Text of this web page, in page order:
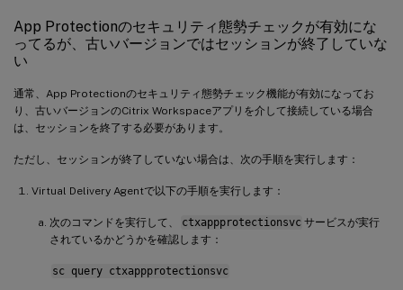
App Protectionのセキュリティ態勢チェックが有効にな
ってるが、古いバージョンではセッションが終了していな
い
通常、App Protectionのセキュリティ態勢チェック機能が有効になってお
り、古いバージョンのCitrix Workspaceアプリを介して接続している場合
は、セッションを終了する必要があります。
ただし、セッションが終了していない場合は、次の手順を実行します：
Virtual Delivery Agentで以下の手順を実行します：
次のコマンドを実行して、 ctxappprotectionsvc サービスが実行
されているかどうかを確認します：
sc query ctxappprotectionsvc